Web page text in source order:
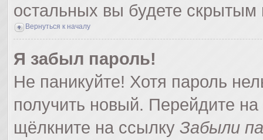
остальных вы будете скрытым
Вернуться к началу
Я забыл пароль!
Не паникуйте! Хотя пароль
получить новый. Перейдите
щёлкните на ссылку Забыли